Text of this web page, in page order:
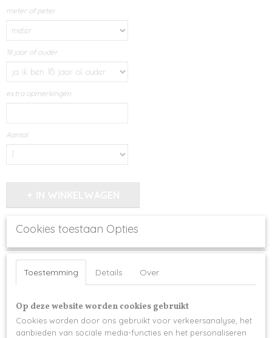
meter of peter
18 jaar of ouder
extra opmerkingen
Aantal
Specificaties
622-13660
Omschrijving
Disaronno, de alom gekende beste likeur van Italië is een gevestigde waarde
Gepersonaliseerd met een heel belangrijke vraag "Wil je mijn meter/peter
worden?"
Cookies toestaan Opties
Toestemming Details Over
Op deze website worden cookies gebruikt
Cookies worden door ons gebruikt voor verkeersanalyse, het
aanbieden van sociale media-functies en het personaliseren